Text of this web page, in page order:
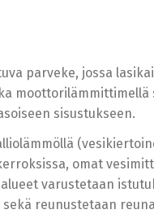
parveke, jossa
sisustukseen.
omat
varustetaan
reunustetaan